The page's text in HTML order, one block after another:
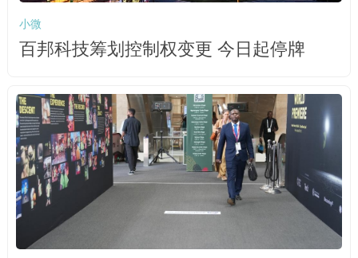
小微
百邦科技筹划控制权变更 今日起停牌